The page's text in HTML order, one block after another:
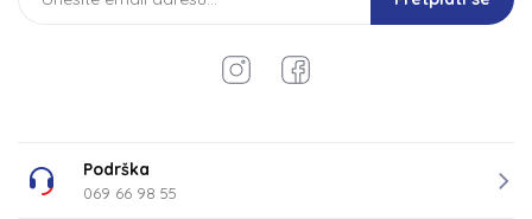
Podrška
069 66 98 55